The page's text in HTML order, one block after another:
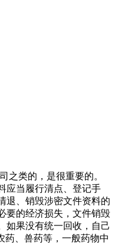
之类的，是很重要的。
应当履行清点、登记手
退、销毁涉密文件资料的
要的经济损失，文件销毁
如果没有统一回收，自己
药、兽药等，一般药物中